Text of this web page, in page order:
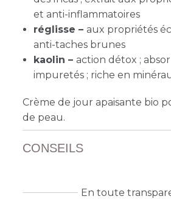
et anti-inflammatoires
réglisse – aux propriétés
anti-taches brunes
kaolin – action détox ;
impuretés ; riche en
Crème de jour apaisante bio
de peau.
CONSEILS
En toute